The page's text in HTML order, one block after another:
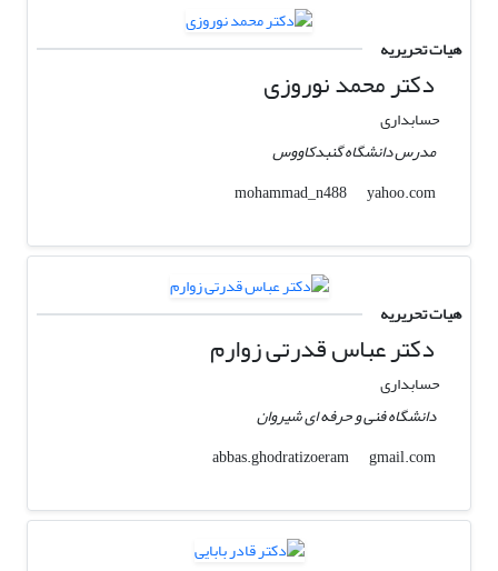
هیات تحریریه
دکتر محمد نوروزی
حسابداری
مدرس دانشگاه گنبدکاووس
mohammad_n488
yahoo.com
هیات تحریریه
دکتر عباس قدرتی زوارم
حسابداری
دانشگاه فنی و حرفه ای شیروان
abbas.ghodratizoeram
gmail.com